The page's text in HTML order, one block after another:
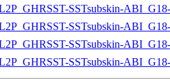
SSTsubskin-
SSTsubskin-
SSTsubskin-
SSTsubskin-